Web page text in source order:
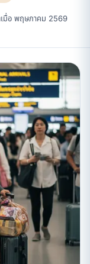
เมื่อ พฤษภาคม 2569